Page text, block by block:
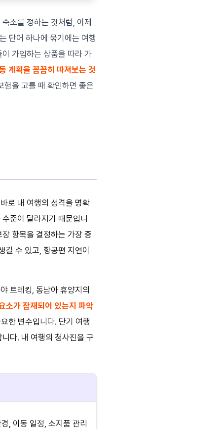
소를 정하는 것처럼, 이제
단어 하나에 묶기에는 여행
가입하는 상품을 따라 가
계획을 꼼꼼히 따져보는 것
을 고를 때 확인하면 좋은
로 내 여행의 성격을 명확
준이 달라지기 때문입니
항목을 결정하는 가장 중
길 수 있고, 항공편 지연이
트레킹, 동남아 휴양지의
소가 잠재되어 있는지 파악
한 변수입니다. 단기 여행
다. 내 여행의 청사진을 구
, 이동 일정, 소지품 관리